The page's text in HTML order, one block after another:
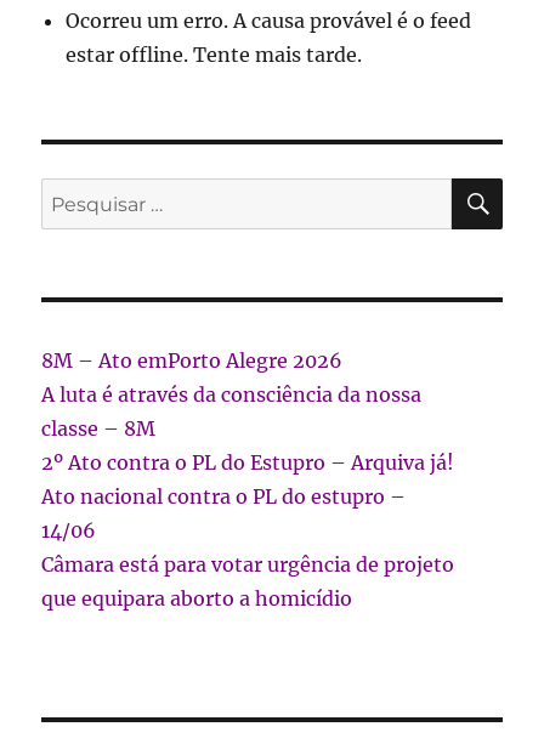
Ocorreu um erro. A causa provável é o feed
estar offline. Tente mais tarde.
Pesquisar
por:
8M – Ato emPorto Alegre 2026
A luta é através da consciência da nossa
classe – 8M
2º Ato contra o PL do Estupro – Arquiva já!
Ato nacional contra o PL do estupro –
14/06
Câmara está para votar urgência de projeto
que equipara aborto a homicídio